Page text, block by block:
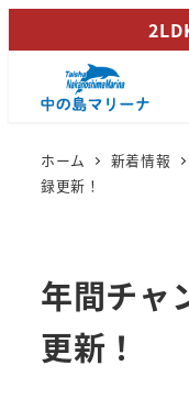
イ
ホーム 新着情報
録更新！
年間チャ
更新！